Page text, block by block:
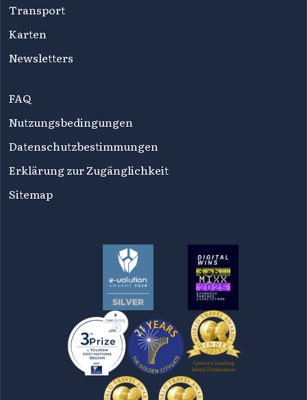
Transport
Karten
Newsletters
FAQ
Nutzungsbedingungen
Datenschutzbestimmungen
Erklärung zur Zugänglichkeit
Sitemap